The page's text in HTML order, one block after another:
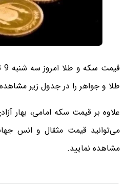
طلا و جواهر را در جدول زیر
علاوه بر قیمت سکه امامی، بهار
می‌توانید قیمت مثقال و انس
مشاهده نمایید.